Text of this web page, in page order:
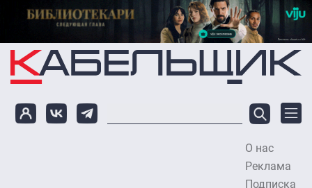
Перейти к основному содержанию
О нас
Реклама
Подписка